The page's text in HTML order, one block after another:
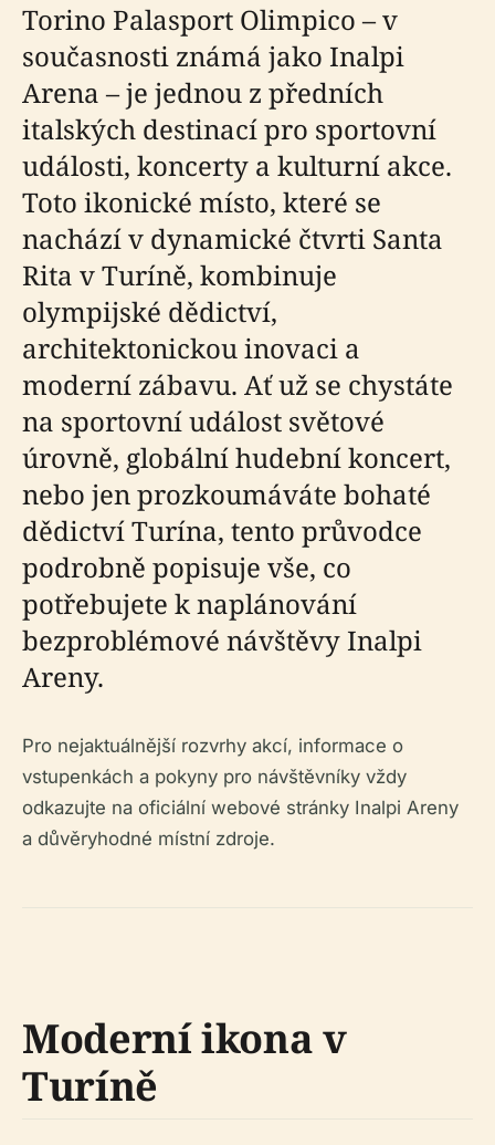
Torino Palasport Olimpico – v
současnosti známá jako Inalpi
Arena – je jednou z předních
italských destinací pro sportovní
události, koncerty a kulturní akce.
Toto ikonické místo, které se
nachází v dynamické čtvrti Santa
Rita v Turíně, kombinuje
olympijské dědictví,
architektonickou inovaci a
moderní zábavu. Ať už se chystáte
na sportovní událost světové
úrovně, globální hudební koncert,
nebo jen prozkoumáváte bohaté
dědictví Turína, tento průvodce
podrobně popisuje vše, co
potřebujete k naplánování
bezproblémové návštěvy Inalpi
Areny.
Pro nejaktuálnější rozvrhy akcí, informace o
vstupenkách a pokyny pro návštěvníky vždy
odkazujte na oficiální webové stránky Inalpi Areny
a důvěryhodné místní zdroje.
Moderní ikona v
Turíně